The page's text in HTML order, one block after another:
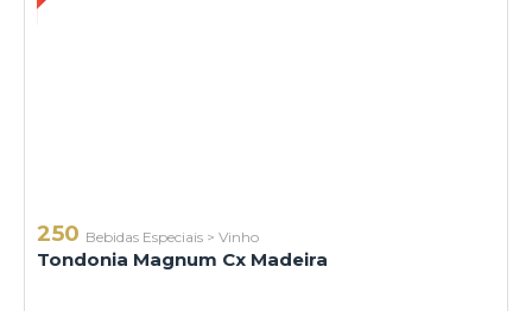
250 Bebidas Especiais > Vinho
Tondonia Magnum Cx Madeira